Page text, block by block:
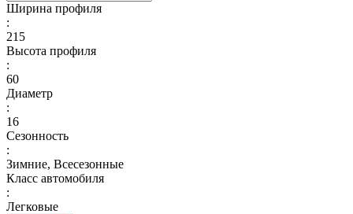
Ширина профиля
:
215
Высота профиля
:
60
Диаметр
:
16
Сезонность
:
Зимние, Всесезонные
Класс автомобиля
:
Легковые